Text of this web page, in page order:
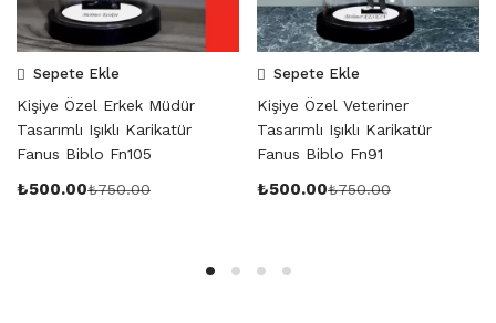
Sepete Ekle
Kişiye Özel Erkek Müdür
Tasarımlı Işıklı Karikatür
Fanus Biblo Fn105
₺500.00₺750.00
Sepete Ekle
Kişiye Özel Veteriner
Tasarımlı Işıklı Karikatür
Fanus Biblo Fn91
₺500.00₺750.00